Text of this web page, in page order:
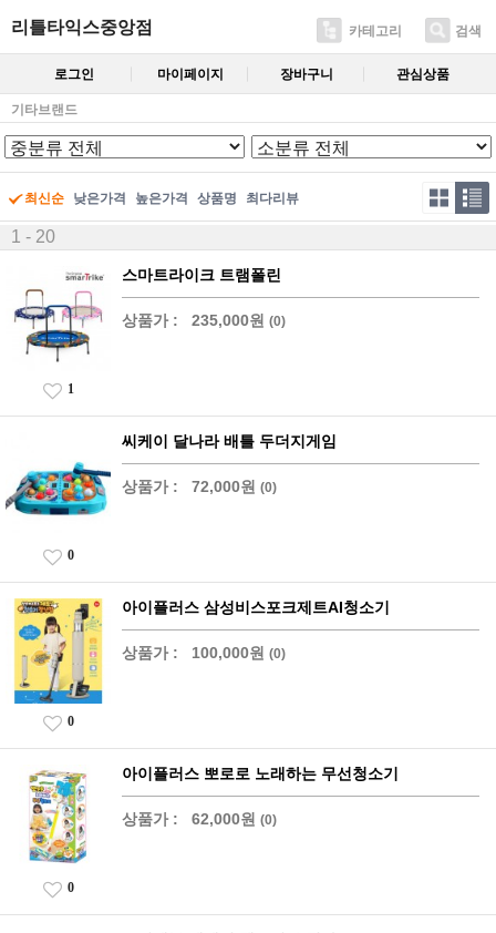
리틀타익스중앙점 카테고리 검색
로그인 마이페이지 장바구니 관심상품
기타브랜드
최신순 낮은가격 높은가격 상품명 최다리뷰
1 - 20
스마트라이크 트램폴린
상품가 : 235,000원 (0)
1
씨케이 달나라 배틀 두더지게임
상품가 : 72,000원 (0)
0
아이플러스 삼성비스포크제트AI청소기
상품가 : 100,000원 (0)
0
아이플러스 뽀로로 노래하는 무선청소기
상품가 : 62,000원 (0)
0